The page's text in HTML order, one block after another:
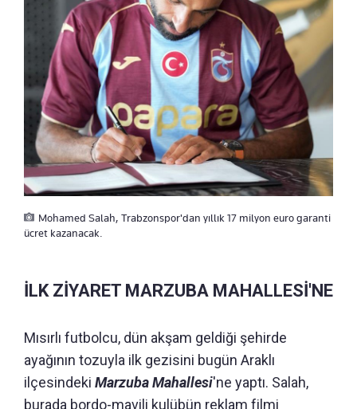
Mohamed Salah, Trabzonspor'dan yıllık 17 milyon euro garanti
ücret kazanacak.
İLK ZİYARET MARZUBA MAHALLESİ'NE
Mısırlı futbolcu, dün akşam geldiği şehirde
ayağının tozuyla ilk gezisini bugün Araklı
ilçesindeki Marzuba Mahallesi'ne yaptı. Salah,
burada bordo-mavili kulübün reklam filmi